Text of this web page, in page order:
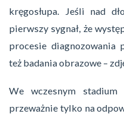
kręgosłupa. Jeśli nad
pierwszy sygnał, że
procesie
też badania obrazowe –
We wczesnym
przeważnie tylko na